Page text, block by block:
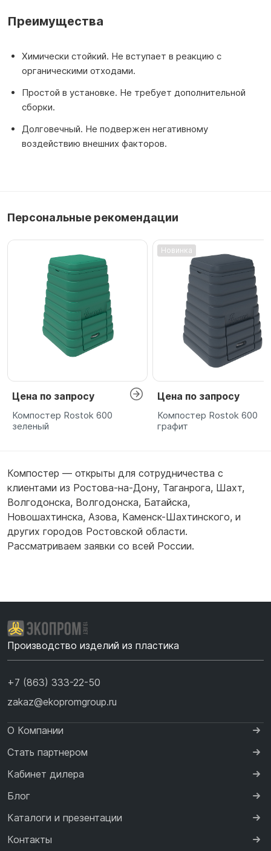
Преимущества
Химически стойкий. Не вступает в реакцию с
органическими отходами.
Простой в установке. Не требует дополнительной
сборки.
Долговечный. Не подвержен негативному
воздействию внешних факторов.
Персональные рекомендации
Цена по запросу
Компостер Rostok 600
зеленый
Новинка
Цена по запросу
Компостер Rostok 600
графит
Компостер — открыты для сотрудничества с
клиентами из Ростова-на-Дону, Таганрога, Шахт,
Волгодонска, Волгодонска, Батайска,
Новошахтинска, Азова, Каменск-Шахтинского, и
других городов Ростовской области.
Рассматриваем заявки со всей России.
Производство изделий из пластика
+7 (863) 333-22-50
zakaz@ekopromgroup.ru
О Компании
Стать партнером
Кабинет дилера
Блог
Каталоги и презентации
Контакты